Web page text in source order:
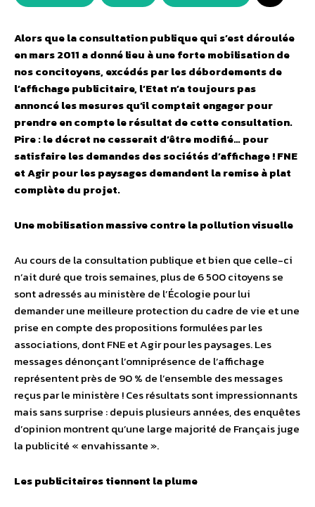
Alors que la consultation publique qui s’est déroulée
en mars 2011 a donné lieu à une forte mobilisation de
nos concitoyens, excédés par les débordements de
l’affichage publicitaire, l’Etat n’a toujours pas
annoncé les mesures qu’il comptait engager pour
prendre en compte le résultat de cette consultation.
Pire : le décret ne cesserait d’être modifié… pour
satisfaire les demandes des sociétés d’affichage ! FNE
et Agir pour les paysages demandent la remise à plat
complète du projet.
Une mobilisation massive contre la pollution visuelle
Au cours de la consultation publique et bien que celle-ci
n’ait duré que trois semaines, plus de 6 500 citoyens se
sont adressés au ministère de l’Écologie pour lui
demander une meilleure protection du cadre de vie et une
prise en compte des propositions formulées par les
associations, dont FNE et Agir pour les paysages. Les
messages dénonçant l’omniprésence de l’affichage
représentent près de 90 % de l’ensemble des messages
reçus par le ministère ! Ces résultats sont impressionnants
mais sans surprise : depuis plusieurs années, des enquêtes
d’opinion montrent qu’une large majorité de Français juge
la publicité « envahissante ».
Les publicitaires tiennent la plume